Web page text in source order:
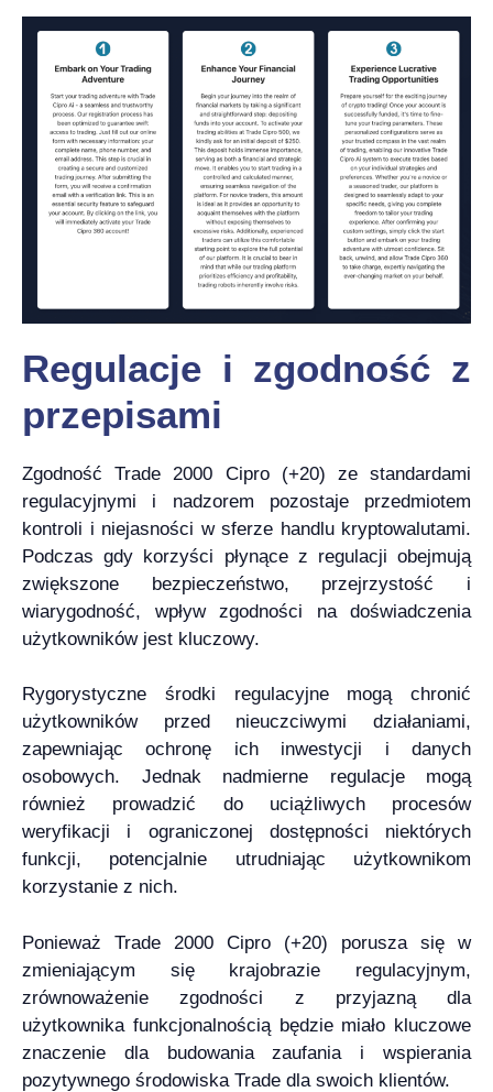
Regulacje i zgodność z
przepisami
Zgodność Trade 2000 Cipro (+20) ze standardami
regulacyjnymi i nadzorem pozostaje przedmiotem
kontroli i niejasności w sferze handlu kryptowalutami.
Podczas gdy korzyści płynące z regulacji obejmują
zwiększone bezpieczeństwo, przejrzystość i
wiarygodność, wpływ zgodności na doświadczenia
użytkowników jest kluczowy.
Rygorystyczne środki regulacyjne mogą chronić
użytkowników przed nieuczciwymi działaniami,
zapewniając ochronę ich inwestycji i danych
osobowych. Jednak nadmierne regulacje mogą
również prowadzić do uciążliwych procesów
weryfikacji i ograniczonej dostępności niektórych
funkcji, potencjalnie utrudniając użytkownikom
korzystanie z nich.
Ponieważ Trade 2000 Cipro (+20) porusza się w
zmieniającym się krajobrazie regulacyjnym,
zrównoważenie zgodności z przyjazną dla
użytkownika funkcjonalnością będzie miało kluczowe
znaczenie dla budowania zaufania i wspierania
pozytywnego środowiska Trade dla swoich klientów.